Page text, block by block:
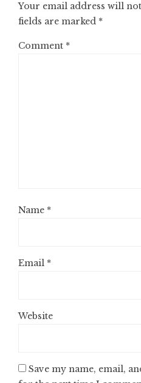
Your email address will
fields are marked *
Comment *
Name *
Email *
Website
Save my name, email,